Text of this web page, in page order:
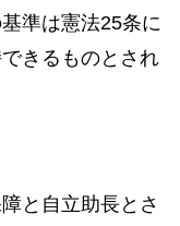
準は憲法25条に
きるものとされ
と自立助長とさ